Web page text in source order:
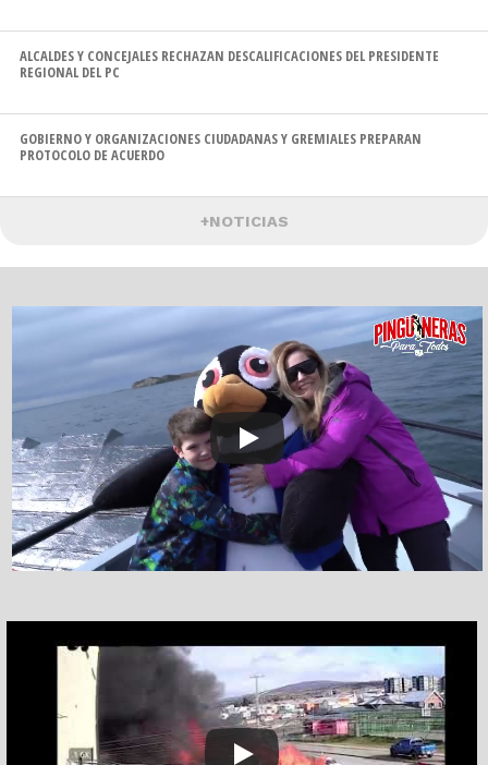
ALCALDES Y CONCEJALES RECHAZAN DESCALIFICACIONES DEL PRESIDENTE
REGIONAL DEL PC
GOBIERNO Y ORGANIZACIONES CIUDADANAS Y GREMIALES PREPARAN
PROTOCOLO DE ACUERDO
+NOTICIAS